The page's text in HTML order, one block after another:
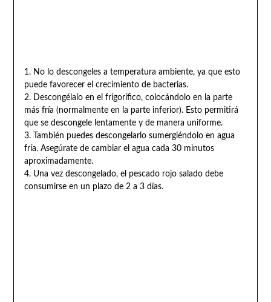
1. No lo descongeles a temperatura ambiente, ya que esto
puede favorecer el crecimiento de bacterias.
2. Descongélalo en el frigorífico, colocándolo en la parte
más fría (normalmente en la parte inferior). Esto permitirá
que se descongele lentamente y de manera uniforme.
3. También puedes descongelarlo sumergiéndolo en agua
fría. Asegúrate de cambiar el agua cada 30 minutos
aproximadamente.
4. Una vez descongelado, el pescado rojo salado debe
consumirse en un plazo de 2 a 3 días.